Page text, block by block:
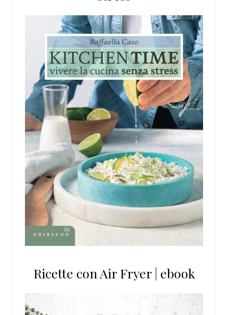
Ricette con Air Fryer | ebook